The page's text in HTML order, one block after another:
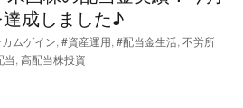
成しました♪
ムゲイン, #資産運用, #配当金生活, 不労所
当, 高配当株投資